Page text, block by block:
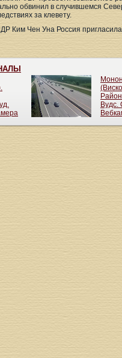
обвинил в случившемся
за клевету.
Ким Чен Уна Россия